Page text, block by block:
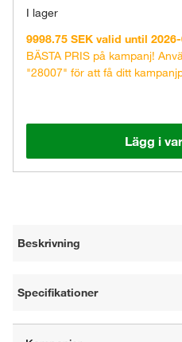
I lager
9998.75 SEK valid until
BÄSTA PRIS på kampanj!
"28007" för att få ditt
Lägg i
Beskrivning
Specifikationer